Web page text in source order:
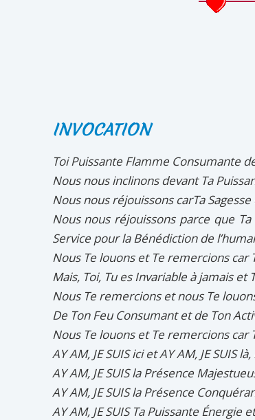
INVOCATION
Toi Puissante Flamme Consumante
Nous nous inclinons devant Ta
Nous nous réjouissons carTa
Nous nous réjouissons parce que
Service pour la Bénédiction de
Nous Te louons et Te remercions
Mais, Toi, Tu es Invariable à jamais
Nous Te remercions et nous Te
De Ton Feu Consumant et de Ton
Nous Te louons et Te remercions
AY AM, JE SUIS ici et AY AM, JE SUIS
AY AM, JE SUIS la Présence
AY AM, JE SUIS la Présence
AY AM, JE SUIS Ta Puissante